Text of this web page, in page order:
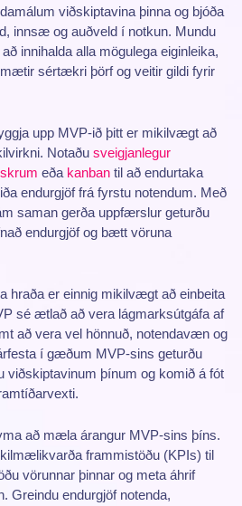
viðskiptavina þinna og bjóða
innsæ og auðveld í notkun. Mundu
innihalda alla mögulega eiginleika,
sértækri þörf og veitir gildi fyrir
upp MVP-ið þitt er mikilvægt að
Notaðu sveigjanlegur
skrum eða kanban til að endurtaka
endurgjöf frá fyrstu notendum. Með
saman gerða uppfærslur geturðu
endurgjöf og bætt vöruna
hraða er einnig mikilvægt að einbeita
sé ætlað að vera lágmarksútgáfa af
að vera vel hönnuð, notendavæn og
í gæðum MVP-sins geturðu
viðskiptavinum þínum og komið á fót
að mæla árangur MVP-sins þíns.
frammistöðu (KPIs) til
vörunnar þinnar og meta áhrif
Greindu endurgjöf notenda,